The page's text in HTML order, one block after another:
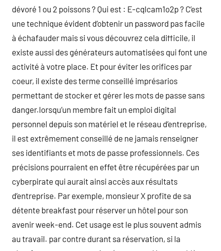
dévoré 1 ou 2 poissons ? Qui est : E-cqlcam1o2p ? C’est
une technique évident d’obtenir un password pas facile
à échafauder mais si vous découvrez cela difficile, il
existe aussi des générateurs automatisées qui font une
activité à votre place. Et pour éviter les orifices par
coeur, il existe des terme conseillé imprésarios
permettant de stocker et gérer les mots de passe sans
danger.lorsqu’un membre fait un emploi digital
personnel depuis son matériel et le réseau d’entreprise,
il est extrêmement conseillé de ne jamais renseigner
ses identifiants et mots de passe professionnels. Ces
précisions pourraient en effet être récupérées par un
cyberpirate qui aurait ainsi accès aux résultats
d’entreprise. Par exemple, monsieur X profite de sa
détente breakfast pour réserver un hôtel pour son
avenir week-end. Cet usage est le plus souvent admis
au travail. par contre durant sa réservation, si la